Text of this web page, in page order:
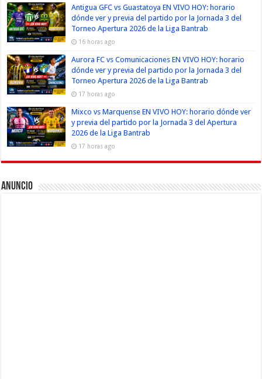
Antigua GFC vs Guastatoya EN VIVO HOY: horario
dónde ver y previa del partido por la Jornada 3 del
Torneo Apertura 2026 de la Liga Bantrab
16 horas ago
Aurora FC vs Comunicaciones EN VIVO HOY: horario
dónde ver y previa del partido por la Jornada 3 del
Torneo Apertura 2026 de la Liga Bantrab
17 horas ago
Mixco vs Marquense EN VIVO HOY: horario dónde ver
y previa del partido por la Jornada 3 del Apertura
2026 de la Liga Bantrab
17 horas ago
Anuncio